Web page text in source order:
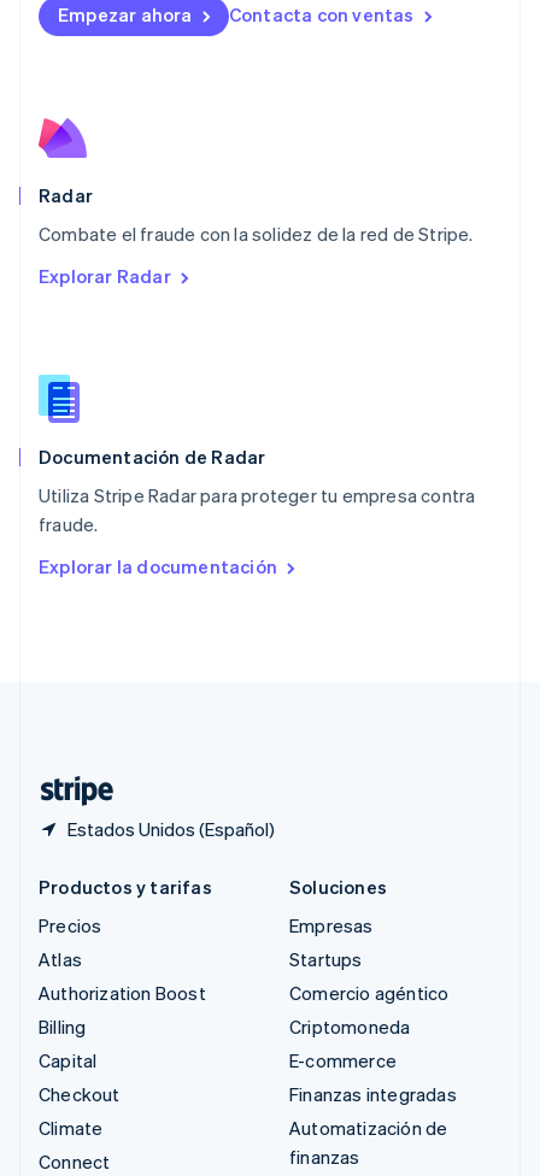
Empezar ahora Contacta con ventas
Radar
Combate el fraude con la solidez de la red de Stripe.
Explorar Radar
Documentación de Radar
Utiliza Stripe Radar para proteger tu empresa contra
fraude.
Explorar la documentación
Estados Unidos (Español)
Malasia
English简体中文
Español
Noruega
Nueva Zelandia
English
Nederlands English
Português
RAE de Hong Kong, China
Reino Unido
República Checa
English
English
Productos y tarifas
Precios
Atlas
Authorization Boost
Billing
Capital
Checkout
Climate
Connect
Soluciones
Empresas
Startups
Comercio agéntico
Criptomoneda
E-commerce
Finanzas integradas
Automatización de
finanzas